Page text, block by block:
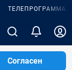
ТЕЛЕПРОГРАММА
Согласен